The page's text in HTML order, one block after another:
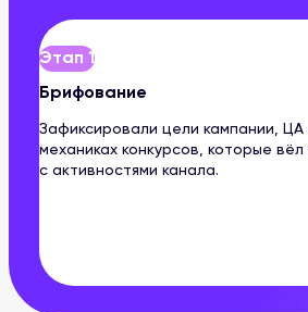
Этап 1
Брифование
Зафиксировали цели кампании,
механиках конкурсов, которые
с активностями канала.